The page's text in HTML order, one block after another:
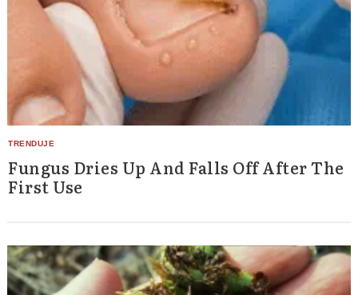
Fungus Dries Up And Falls Off After The
First Use